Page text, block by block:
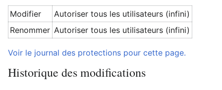
Modifier
Autoriser tous les utilisateurs (infini)
Renommer Autoriser tous les utilisateurs (infini)
Voir le journal des protections pour cette page.
Historique des modifications